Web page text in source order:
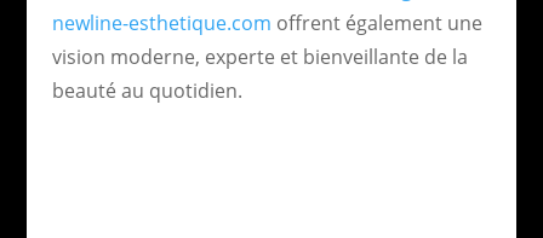
newline-esthetique.com offrent également une
vision moderne, experte et bienveillante de la
beauté au quotidien.